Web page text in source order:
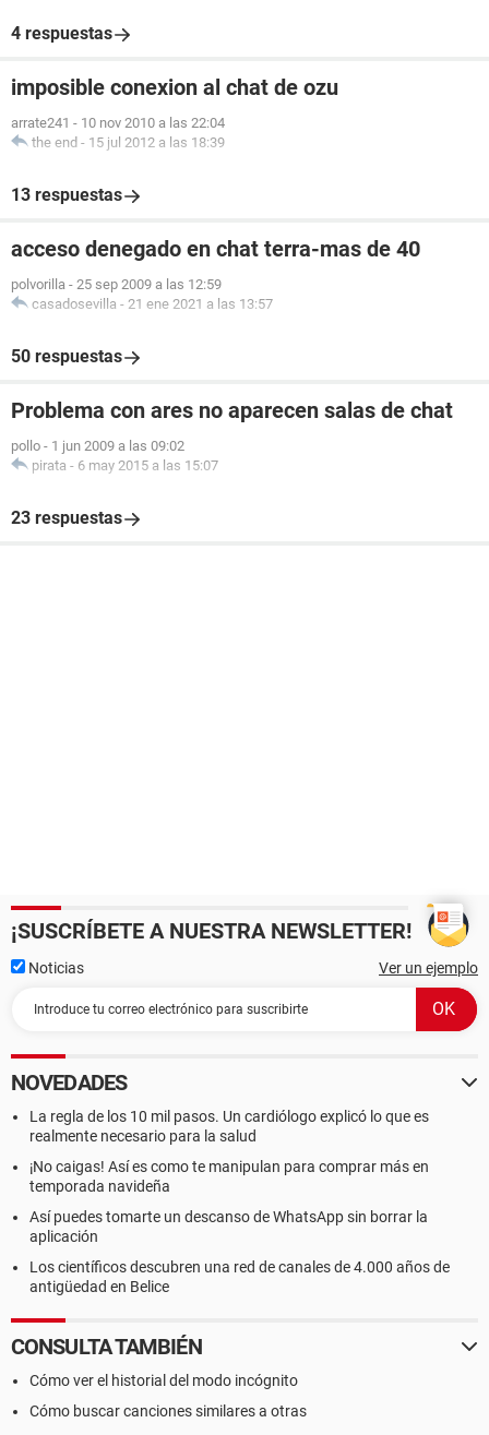
4 respuestas
imposible conexion al chat de ozu
arrate241 - 10 nov 2010 a las 22:04
the end - 15 jul 2012 a las 18:39
13 respuestas
acceso denegado en chat terra-mas de 40
polvorilla - 25 sep 2009 a las 12:59
casadosevilla - 21 ene 2021 a las 13:57
50 respuestas
Problema con ares no aparecen salas de chat
pollo - 1 jun 2009 a las 09:02
pirata - 6 may 2015 a las 15:07
23 respuestas
¡SUSCRÍBETE A NUESTRA NEWSLETTER!
Noticias Ver un ejemplo
NOVEDADES
La regla de los 10 mil pasos. Un cardiólogo explicó lo que es
realmente necesario para la salud
¡No caigas! Así es como te manipulan para comprar más en
temporada navideña
Así puedes tomarte un descanso de WhatsApp sin borrar la
aplicación
Los científicos descubren una red de canales de 4.000 años de
antigüedad en Belice
CONSULTA TAMBIÉN
Cómo ver el historial del modo incógnito
Cómo buscar canciones similares a otras